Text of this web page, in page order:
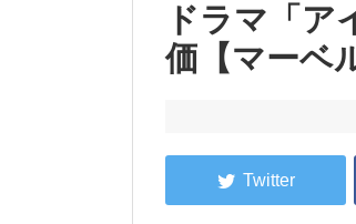
ドラマ「
価【マーベ